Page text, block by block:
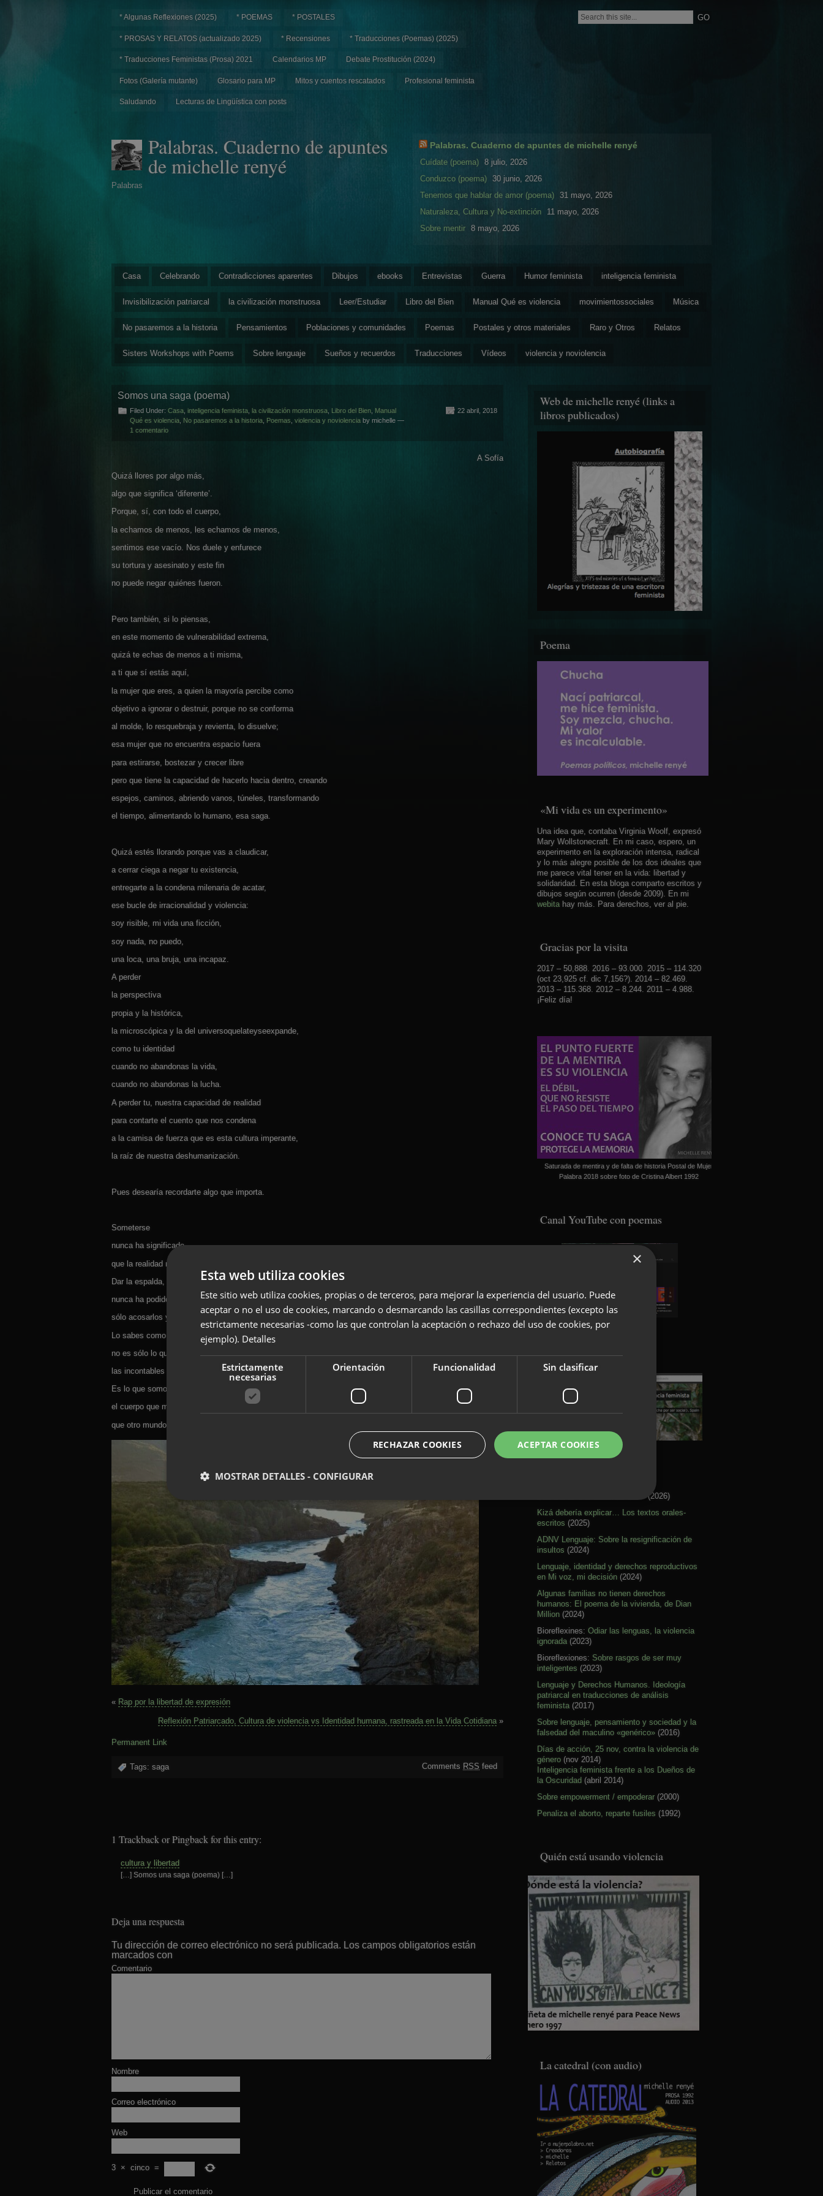
* Algunas Reflexiones (2025) * POEMAS * POSTALES
* PROSAS Y RELATOS (actualizado 2025) * Recensiones * Traducciones (Poemas) (2025)
* Traducciones Feministas (Prosa) 2021 Calendarios MP Debate Prostitución (2024)
Fotos (Galería mutante) Glosario para MP Mitos y cuentos rescatados Profesional feminista
Saludando Lecturas de Lingüística con posts
Palabras. Cuaderno de apuntes
de michelle renyé
Palabras
Palabras. Cuaderno de apuntes de michelle renyé
Cuídate (poema) 8 julio, 2026
Conduzco (poema)
30 junio, 2026
Tenemos que hablar de amor (poema) 31 mayo, 2026
Naturaleza, Cultura y No-extinción
11 mayo, 2026
Sobre mentir 8 mayo, 2026
Casa Celebrando Contradicciones aparentes Dibujos ebooks Entrevistas Guerra Humor feminista inteligencia feminista
Invisibilización patriarcal la civilización monstruosa Leer/Estudiar Libro del Bien Manual Qué es violencia movimientossociales Música
No pasaremos a la historia Pensamientos Poblaciones y comunidades Poemas Postales y otros materiales Raro y Otros Relatos
Sisters Workshops with Poems Sobre lenguaje Sueños y recuerdos Traducciones Vídeos violencia y noviolencia
Somos una saga (poema)
Filed Under: Casa inteligencia feminista la civilización monstruosa Libro del Bien Manual
Qué es violencia No pasaremos a la historia Poemas violencia y noviolencia by michelle —
1 comentario
22 abril, 2018
A Sofía
Quizá llores por algo más,
algo que significa ‘diferente’.
Porque, sí, con todo el cuerpo,
la echamos de menos, les echamos de menos,
sentimos ese vacío. Nos duele y enfurece
su tortura y asesinato y este fin
no puede negar quiénes fueron.
Pero también, si lo piensas,
en este momento de vulnerabilidad extrema,
quizá te echas de menos a ti misma,
a ti que sí estás aquí,
la mujer que eres, a quien la mayoría percibe como
objetivo a ignorar o destruir, porque no se conforma
al molde, lo resquebraja y revienta, lo disuelve;
esa mujer que no encuentra espacio fuera
para estirarse, bostezar y crecer libre
pero que tiene la capacidad de hacerlo hacia dentro, creando
espejos, caminos, abriendo vanos, túneles, transformando
el tiempo, alimentando lo humano, esa saga.
Quizá estés llorando porque vas a claudicar,
a cerrar ciega a negar tu existencia,
entregarte a la condena milenaria de acatar,
ese bucle de irracionalidad y violencia:
soy risible, mi vida una ficción,
soy nada, no puedo,
una loca, una bruja, una incapaz.
A perder
la perspectiva
propia y la histórica,
la microscópica y la del universoquelateyseexpande,
como tu identidad
cuando no abandonas la vida,
cuando no abandonas la lucha.
A perder tu, nuestra capacidad de realidad
para contarte el cuento que nos condena
a la camisa de fuerza que es esta cultura imperante,
la raíz de nuestra deshumanización.
Pues desearía recordarte algo que importa.
Someterse
nunca ha significado
que la realidad no exista.
Dar la espalda, mostrar el índice, distorsionar,
nunca ha podido cambiar los hechos y sus ramificaciones,
sólo acosarlos y poner fin a su fuente.
Lo sabes como yo, y lo contamos a todo el mundo:
no es sólo lo que hacemos al vivir,
las incontables ondas de expansión de nuestros actos.
Es lo que somos:
el cuerpo que manifiesta
que otro mundo es posible.
« Rap por la libertad de expresión
Reflexión Patriarcado, Cultura de violencia vs Identidad humana, rastreada en la Vida Cotidiana »
Permanent Link
Tags: saga Comments RSS feed
1 Trackback or Pingback for this entry:
cultura y libertad
[…] Somos una saga (poema) […]
Deja una respuesta
Tu dirección de correo electrónico no será publicada. Los campos obligatorios están
marcados con
Comentario
Nombre
Correo electrónico
Web
3 × cinco =
Web de michelle renyé (links a
libros publicados)
Poema
«Mi vida es un experimento»
Una idea que, contaba Virginia Woolf, expresó
Mary Wollstonecraft. En mi caso, espero, un
experimento en la exploración intensa, radical
y lo más alegre posible de los dos ideales que
me parece vital tener en la vida: libertad y
solidaridad. En esta bloga comparto escritos y
dibujos según ocurren (desde 2009). En mi
webita hay más. Para derechos, ver al pie.
Gracias por la visita
2017 – 50,888. 2016 – 93.000. 2015 – 114.320
(oct 23,925 cf. dic 7,156?). 2014 – 82.469.
2013 – 115.368. 2012 – 8.244. 2011 – 4.988.
¡Feliz día!
Saturada de mentira y de falta de historia Postal de Mujer
Palabra 2018 sobre foto de Cristina Albert 1992
Canal YouTube con poemas
Soundcloud con poemas
(2026)
Kizá debería explicar… Los textos orales-
escritos (2025)
ADNV Lenguaje: Sobre la resignificación de
insultos (2024)
Lenguaje, identidad y derechos reproductivos
en Mi voz, mi decisión (2024)
Algunas familias no tienen derechos
humanos: El poema de la vivienda, de Dian
Million (2024)
Bioreflexines: Odiar las lenguas, la violencia
ignorada (2023)
Bioreflexiones: Sobre rasgos de ser muy
inteligentes (2023)
Lenguaje y Derechos Humanos. Ideología
patriarcal en traducciones de análisis
feminista (2017)
Sobre lenguaje, pensamiento y sociedad y la
falsedad del maculino «genérico» (2016)
Días de acción, 25 nov, contra la violencia de
género (nov 2014)
Inteligencia feminista frente a los Dueños de
la Oscuridad (abril 2014)
Sobre empowerment / empoderar (2000)
Penaliza el aborto, reparte fusiles (1992)
Quién está usando violencia
La catedral (con audio)
×
Esta web utiliza cookies
Este sitio web utiliza cookies, propias o de terceros, para mejorar la experiencia del usuario. Puede
aceptar o no el uso de cookies, marcando o desmarcando las casillas correspondientes (excepto las
estrictamente necesarias -como las que controlan la aceptación o rechazo del uso de cookies, por
ejemplo). Detalles
Estrictamente
necesarias
Orientación Funcionalidad Sin clasificar
ACEPTAR COOKIES
RECHAZAR COOKIES
MOSTRAR DETALLES - CONFIGURAR